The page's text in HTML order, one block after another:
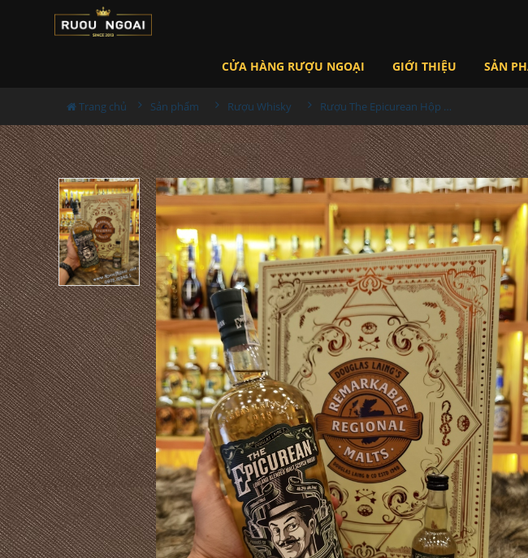
CỬA HÀNG RƯỢU NGOẠI GIỚI THIỆU SẢN
Trang chủ Sản phẩm Rượu Whisky Rượu The Epicurean Hộp Quà